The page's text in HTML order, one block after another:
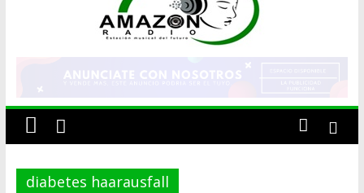
RADIO
MUSICAL
diabetes haarausfall